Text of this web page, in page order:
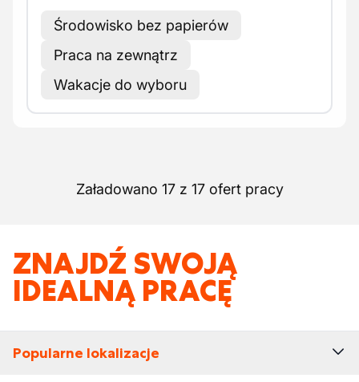
Środowisko bez papierów
Praca na zewnątrz
Wakacje do wyboru
Załadowano 17 z 17 ofert pracy
ZNAJDŹ SWOJĄ
IDEALNĄ PRACĘ
Popularne lokalizacje